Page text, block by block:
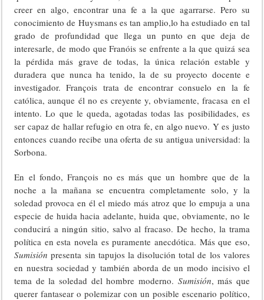
creer en algo, encontrar una fe a la que agarrarse. Pero su
conocimiento de Huysmans es tan amplio,lo ha estudiado en tal
grado de profundidad que llega un punto en que deja de
interesarle, de modo que Franóis se enfrente a la que quizá sea
la pérdida más grave de todas, la única relación estable y
duradera que nunca ha tenido, la de su proyecto docente e
investigador. François trata de encontrar consuelo en la fe
católica, aunque él no es creyente y, obviamente, fracasa en el
intento. Lo que le queda, agotadas todas las posibilidades, es
ser capaz de hallar refugio en otra fe, en algo nuevo. Y es justo
entonces cuando recibe una oferta de su antigua universidad: la
Sorbona.
En el fondo, François no es más que un hombre que de la
noche a la mañana se encuentra completamente solo, y la
soledad provoca en él el miedo más atroz que lo empuja a una
especie de huida hacia adelante, huida que, obviamente, no le
conducirá a ningún sitio, salvo al fracaso. De hecho, la trama
política en esta novela es puramente anecdótica. Más que eso,
Sumisión presenta sin tapujos la disolución total de los valores
en nuestra sociedad y también aborda de un modo incisivo el
tema de la soledad del hombre moderno. Sumisión, más que
querer fantasear o polemizar con un posible escenario político,